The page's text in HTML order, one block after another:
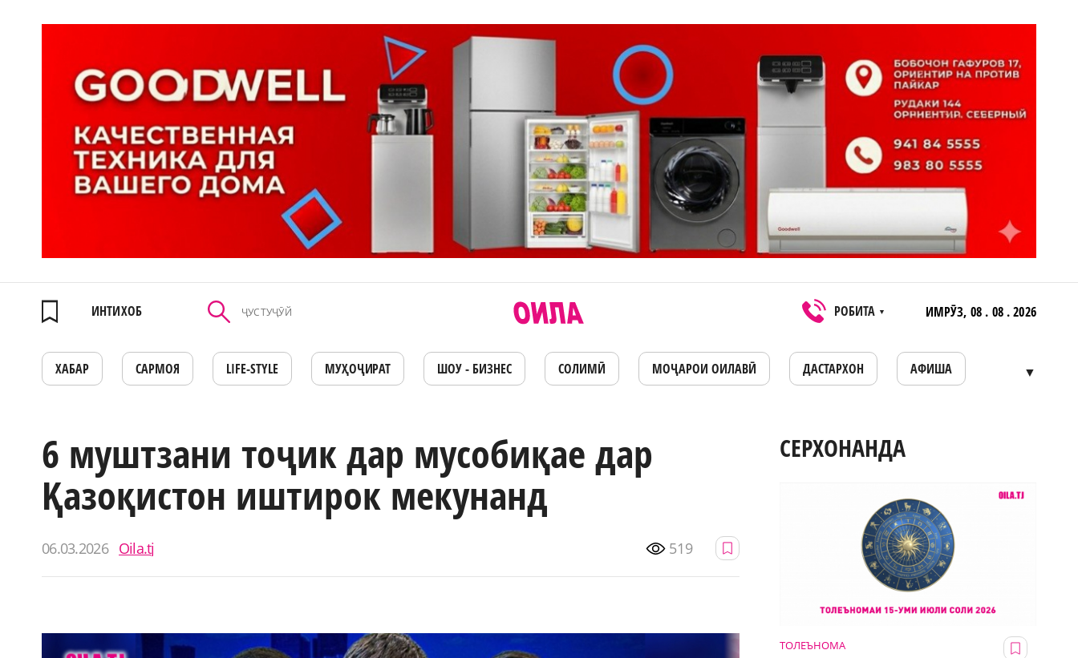
ИНТИХОБ РОБИТА ▼ ИМРӮЗ, 08 . 08 . 2026
ХАБАР САРМОЯ LIFE-STYLE МУҲОҶИРАТ ШОУ - БИЗНЕС СОЛИМӢ МОҶАРОИ ОИЛАВӢ ДАСТАРХОН АФИША ▼
6 муштзани тоҷик дар мусобиқае дар
Қазоқистон иштирок мекунанд
06.03.2026 Oila.tj 519
СЕРХОНАНДА
ТОЛЕЪНОМА